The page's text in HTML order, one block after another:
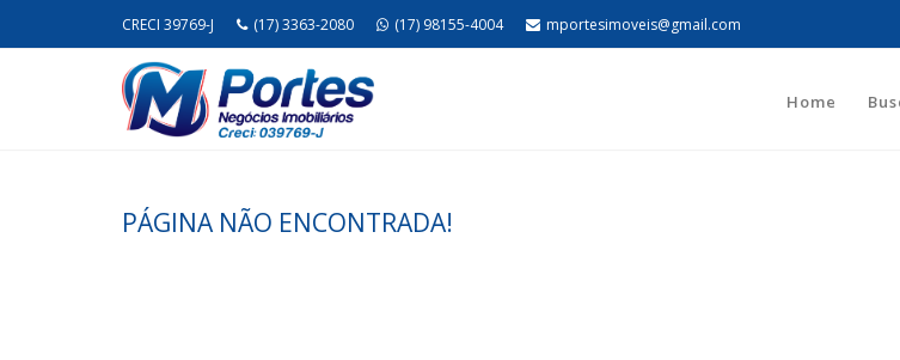
CRECI 39769-J (17) 3363-2080 (17) 98155-4004 mportesimoveis@gmail.com
Home
PÁGINA NÃO ENCONTRADA!